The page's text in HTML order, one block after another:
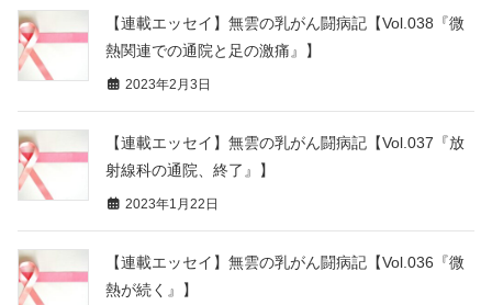
【連載エッセイ】無雲の乳がん闘病記【Vol.038『微
熱関連での通院と足の激痛』】
2023年2月3日
【連載エッセイ】無雲の乳がん闘病記【Vol.037『放
射線科の通院、終了』】
2023年1月22日
【連載エッセイ】無雲の乳がん闘病記【Vol.036『微
熱が続く』】